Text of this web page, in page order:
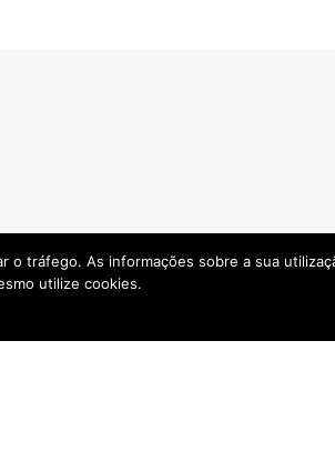
tráfego. As informações sobre a sua
utilize cookies.